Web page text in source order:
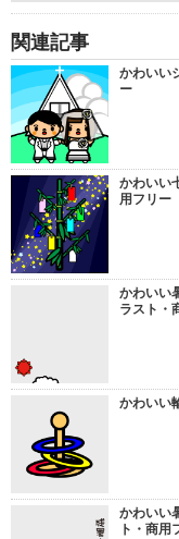
関連記事
かわいい
ー
かわいい
用フリー
かわいい
ラスト・
かわいい
かわいい
ト・商用